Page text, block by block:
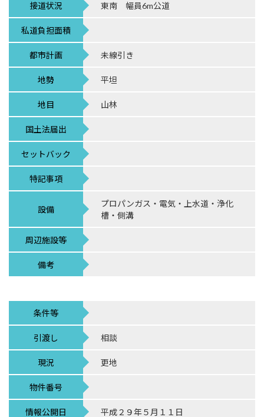
接道状況 東南 幅員6m公道
私道負担面積
都市計画 未線引き
地勢 平坦
地目 山林
国土法届出
セットバック
特記事項
設備
プロパンガス・電気・上水道・浄化
槽・側溝
周辺施設等
備考
条件等
引渡し 相談
現況 更地
物件番号
情報公開日 平成２９年５月１１日